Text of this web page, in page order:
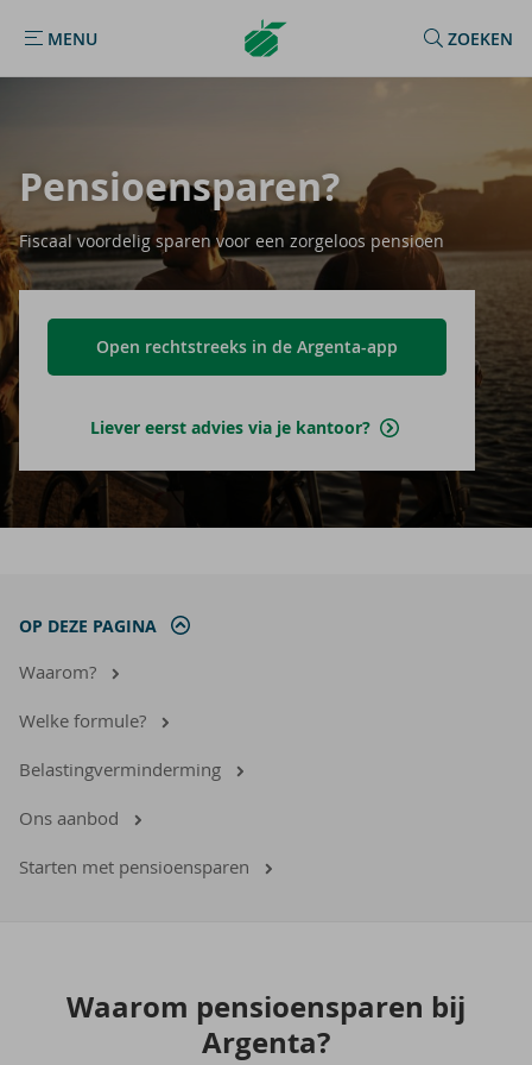
MENU
MENU
Argenta
Homepage
ZOEKEN
Pen­si­oen­spa­ren?
Fiscaal voordelig sparen voor een zorgeloos pensioen
Open rechtstreeks in de Argenta-app
Liever eerst advies via je kantoor?
OP DEZE PAGINA
Waarom?
Welke formule?
Belastingverminderming
Ons aanbod
Starten met pensioensparen
Waar­om pen­si­oen­spa­ren bij
Argenta?